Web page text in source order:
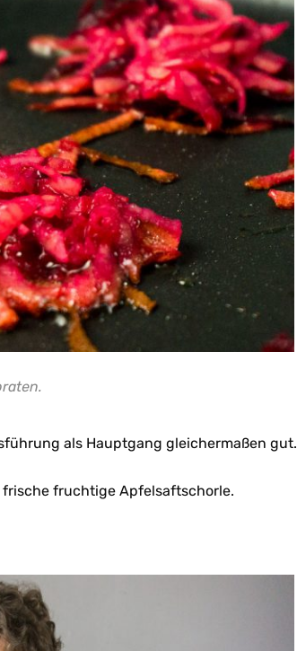
als Hauptgang gleichermaßen gut.
frische fruchtige Apfelsaftschorle.